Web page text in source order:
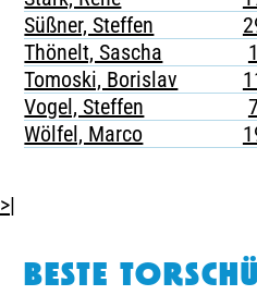
Süßner, Steffen
Thönelt, Sascha
1
Tomoski, Borislav
Vogel, Steffen
7
Wölfel, Marco
>|
BESTE